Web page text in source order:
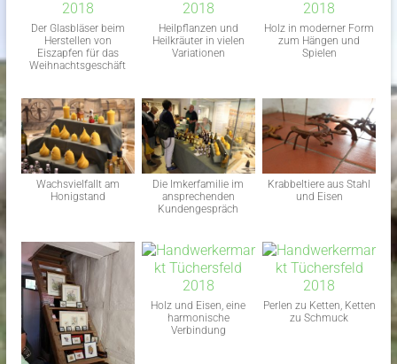
Der Glasbläser beim
Herstellen von
Eiszapfen für das
Weihnachtsgeschäft
Heilpflanzen und
Heilkräuter in vielen
Variationen
Holz in moderner Form
zum Hängen und
Spielen
Wachsvielfallt am
Honigstand
Die Imkerfamilie im
ansprechenden
Kundengespräch
Krabbeltiere aus Stahl
und Eisen
Holz und Eisen, eine
harmonische
Verbindung
Perlen zu Ketten, Ketten
zu Schmuck